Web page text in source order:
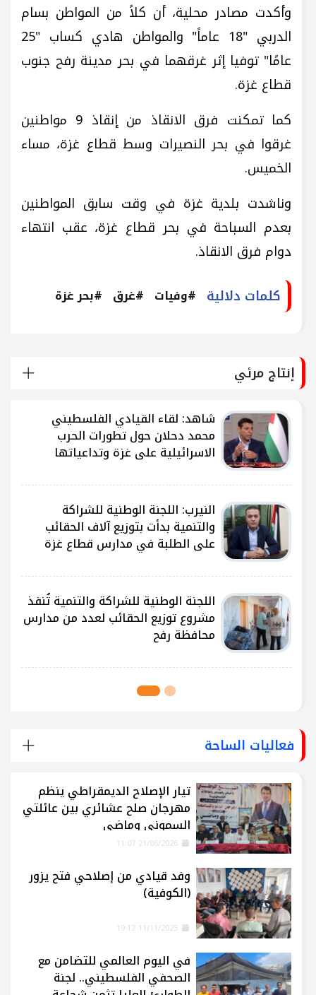
وأكدت مصادر محلية، أن كلاً من المواطن بسام
الدربي "18 عاماً" والمواطن هادي كساب "25
عامًا" توفيا إثر غرقهما في بحر مدينة رفح جنوب
قطاع غزة.
كما تمكنت فرق الانقاذ من إنقاذ 9 مواطنين
غرقوا في بحر النصيرات وسط قطاع غزة، مساء
الخميس.
وناشدت بلدية غزة في وقت سابق المواطنين
بعدم السباحة في بحر قطاع غزة، عقب انتهاء
دوام فرق الانقاذ.
كلمات دلالية #وفيات #غرق #بحر غزة
إنتاج مرئي
شاهد: لقاء القيادي الفلسطيني
محمد دحلان حول تطورات الحرب
الاسرائيلية على غزة وتداعياتها
النيرب: اللجنة الوطنية للشراكة
والتنمية بدأت بتوزيع آلاف الحقائب
على الطلبة في مدارس قطاع غزة
اللجنة الوطنية للشراكة والتنمية تُنفذ
مشروع توزيع الحقائب لعدد من مدارس
محافظة رفح
فعاليات الساحة
تيار الإصلاح الديمقراطي ينظم
مهرجان صلح عشائري بين عائلتي
السموني وماضي
وفد قيادي من إصلاحي فتح يزور
(الكوفية)
في اليوم العالمي للتضامن مع
الصحفي الفلسطيني.. لجنة